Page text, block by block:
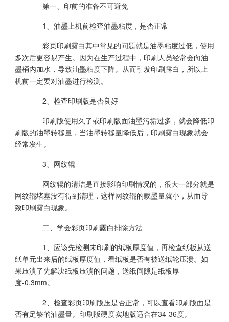
第一、印前的准备不可避免
1、油墨上机前检查油墨粘度，是否正常
彩页印刷露白其中常见的问题就是油墨粘度过低，使用
多次后更容易产生。因为在生产过程中，印刷人员经常会向油
墨桶内加水，导致油墨粘度下降。从而引发印刷露白，所以上
机前一定要对油墨进行检测。
2、检查印刷版是否良好
印刷版使用久了或印刷版面油墨污垢过多，就会降低印
刷版的油墨转移量，当油墨转移量降低后，印刷露白现象就会
经常发生。
3、网纹辊
网纹辊的清洁是直接影响印刷情况的，很大一部分就是
网纹辊堵塞没有得到清理，这样网纹辊的载墨量就小，从而导
致印刷露白现象。
二、学会彩页印刷露白排除方法
1、应该先检测未印刷的纸板厚度值，再检查纸板从送
纸单元出来后的纸板厚度值，看纸板是否有被送纸轮压溃。如
果压溃了先解决纸板压溃的问题，送纸间隙是纸板厚
度-0.3mm。
2、检查彩页印刷版压是否正常，可以查看印刷版面是
否有足够的油墨量。印刷版硬度实地版适合在34-36度。